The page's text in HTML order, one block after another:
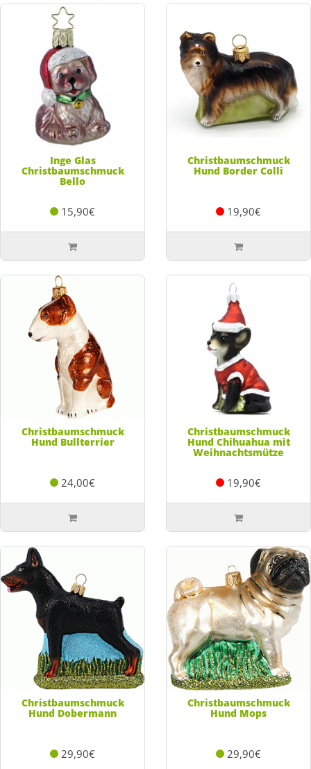
Inge Glas
Christbaumschmuck
Bello
15,90€
Christbaumschmuck
Hund Border Colli
19,90€
Christbaumschmuck
Hund Bullterrier
24,00€
Christbaumschmuck
Hund Chihuahua mit
Weihnachtsmütze
19,90€
Christbaumschmuck
Hund Dobermann
29,90€
Christbaumschmuck
Hund Mops
29,90€